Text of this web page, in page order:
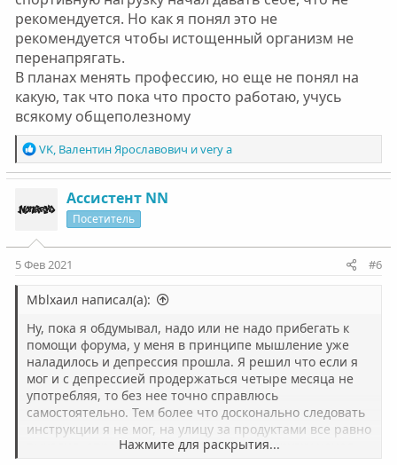
рекомендуется. Но как я понял это не
рекомендуется чтобы истощенный организм не
перенапрягать.
В планах менять профессию, но еще не понял на
какую, так что пока что просто работаю, учусь
всякому общеполезному
Р
е
а
ц
и
:
VK, Валентин Ярославович иvery a
Ассистент NN
Посетитель
5 Фев 2021 #6
Мblxaил написал(а):
Ну, пока я обдумывал, надо или не надо прибегать к
помощи форума, у меня в принципе мышление уже
наладилось и депрессия прошла. Я решил что если я
мог и с депрессией продержаться четыре месяца не
употребляя, то без нее точно справлюсь
самостоятельно. Тем более что досконально следовать
инструкции я не мог, на улицу за продуктами все равно
выходил, определенную спортивную нагрузку начал
Нажмите для раскрытия...